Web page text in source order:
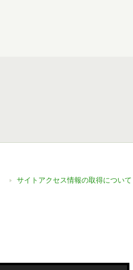
サイトアクセス情報の取得について